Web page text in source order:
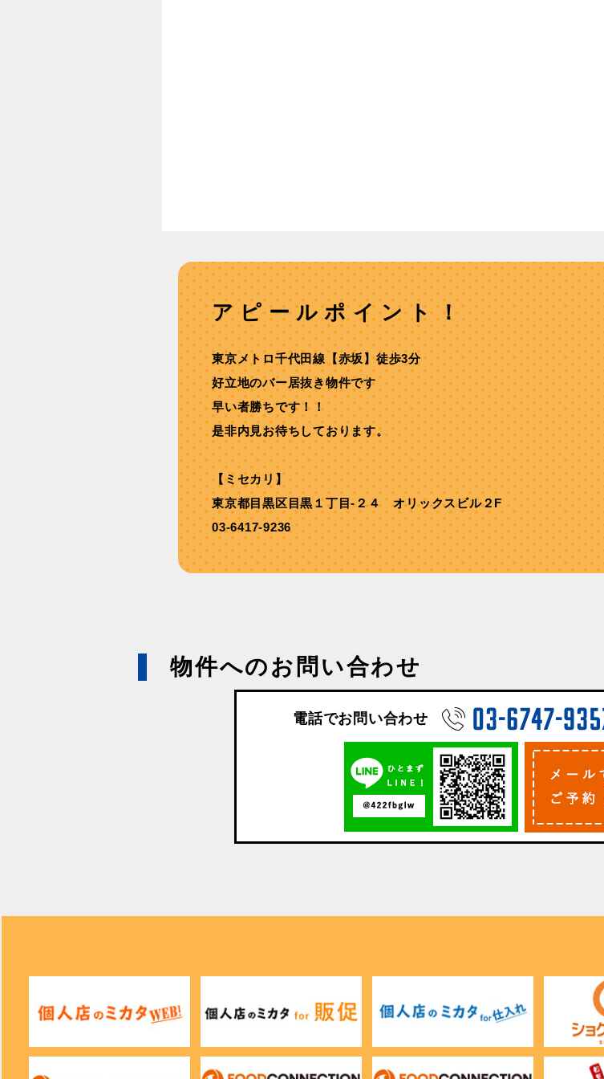
アピールポイント！
東京メトロ千代⽥線【⾚坂】徒歩3分
好⽴地のバー居抜き物件です
早い者勝ちです！！
是非内見お待ちしております。
【ミセカリ】
東京都目黒区目黒１丁目-２４ オリックスビル２F
03-6417-9236
物件へのお問い合わせ
電話でお問い合わせ